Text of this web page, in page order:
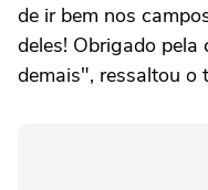
de ir bem nos
deles! Obrigado pela
demais", ressaltou o